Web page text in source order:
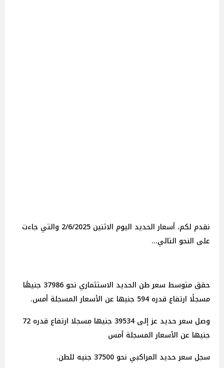
نقدم لكم، أسعار الحديد اليوم الاثنين 2/6/2025 والتي جاءت
على النحو التالي...
حقق متوسط سعر طن الحديد الاستثماري نحو 37986 جنيهًا
مسجلًا ارتفاع قدره 594 جنيها عن الأسعار المسجلة أمس.
وصل سعر حديد عز إلى 39534 جنيها مسجلا ارتفاع قدره 72
جنيها عن الأسعار المسجلة أمس
سجل سعر حديد المراكبي نحو 37500 جنيه للطن.